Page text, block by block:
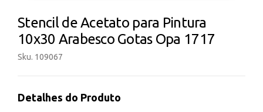
Stencil de Acetato para Pintura
10x30 Arabesco Gotas Opa 1717
Sku. 109067
Detalhes do Produto